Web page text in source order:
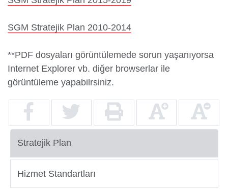
SGM Stratejik Plan 2010-2014
**PDF dosyaları görüntülemede sorun yaşanıyorsa
Internet Explorer vb. diğer browserlar ile
görüntüleme yapabilrsiniz.
Stratejik Plan
Hizmet Standartları
Sistemi
Sistemi
Kredi/Yurt E-
Ödeme
Kredi Borcu
Sorgula
Öğrenciler